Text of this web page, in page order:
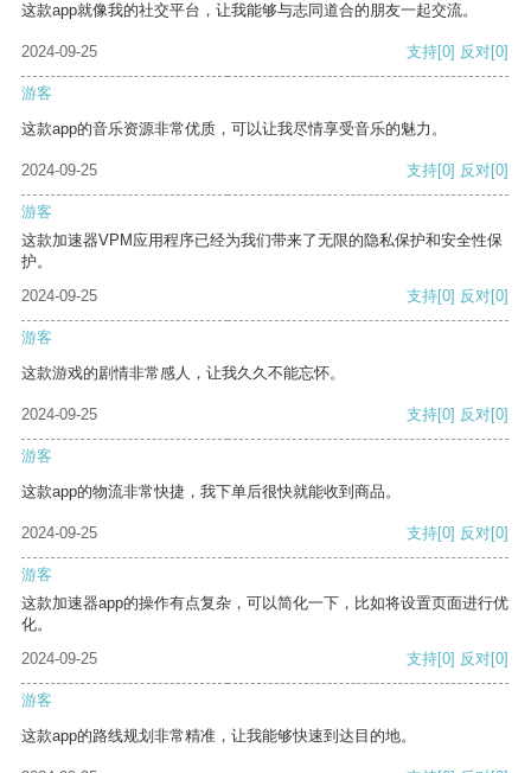
这款app就像我的社交平台，让我能够与志同道合的朋友一起交流。
2024-09-25 支持[0] 反对[0]
游客
这款app的音乐资源非常优质，可以让我尽情享受音乐的魅力。
2024-09-25 支持[0] 反对[0]
游客
这款加速器VPM应用程序已经为我们带来了无限的隐私保护和安全性保
护。
2024-09-25
支持[0] 反对[0]
游客
这款游戏的剧情非常感人，让我久久不能忘怀。
2024-09-25 支持[0] 反对[0]
游客
这款app的物流非常快捷，我下单后很快就能收到商品。
2024-09-25 支持[0] 反对[0]
游客
这款加速器app的操作有点复杂，可以简化一下，比如将设置页面进行优
化。
2024-09-25
支持[0] 反对[0]
游客
这款app的路线规划非常精准，让我能够快速到达目的地。